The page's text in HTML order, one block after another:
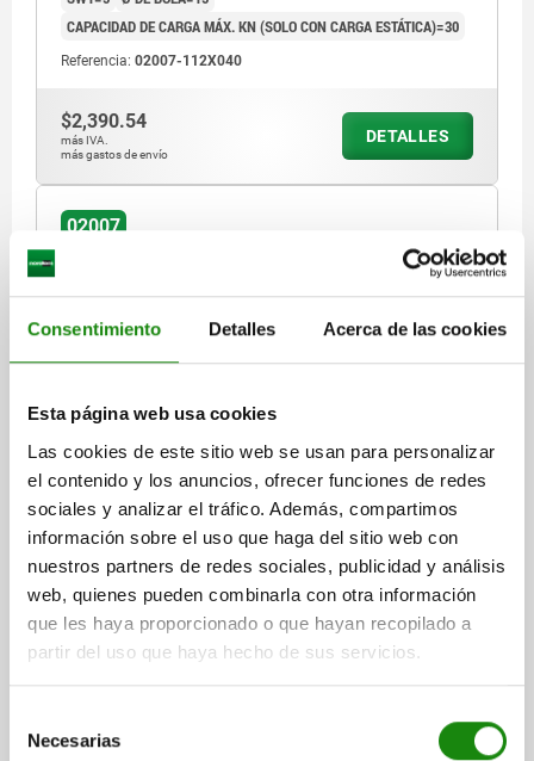
Consentimiento Detalles Acerca de las cookies
Esta página web usa cookies
Las cookies de este sitio web se usan para personalizar
el contenido y los anuncios, ofrecer funciones de redes
sociales y analizar el tráfico. Además, compartimos
información sobre el uso que haga del sitio web con
nuestros partners de redes sociales, publicidad y análisis
web, quienes pueden combinarla con otra información
que les haya proporcionado o que hayan recopilado a
partir del uso que haya hecho de sus servicios.
Necesarias
CAPACIDAD DE CARGA MÁX. KN (SOLO CON CARGA ESTÁTICA)=30
Referencia: 02007-112X040
$2,390.54
más IVA.
más gastos de envío
DETALLES
02007
SOPORTE BOLA OSCILANTE CON JUNTA TÓRICA,
FORMA:C ACERO TEMPLE+REVENI., INSERTOS
INTERCAMBIABLES, COMP:ACERO P. HERRAMIENTAS,
ROSCA=M12 FORMA=C LONGITUD DE LA ROSCA=60 D3=12
ALTURA=19 H1=4 H2=10 E=21,9 ANCHO DE LLAVE=19
SW1=5 Ø DE BOLA=15
CAPACIDAD DE CARGA MÁX. KN (SOLO CON CARGA ESTÁTICA)=30
Referencia: 02007-112X060
más gastos de envío